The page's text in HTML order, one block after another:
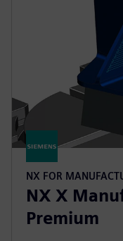
NX FOR
NX X
Premium